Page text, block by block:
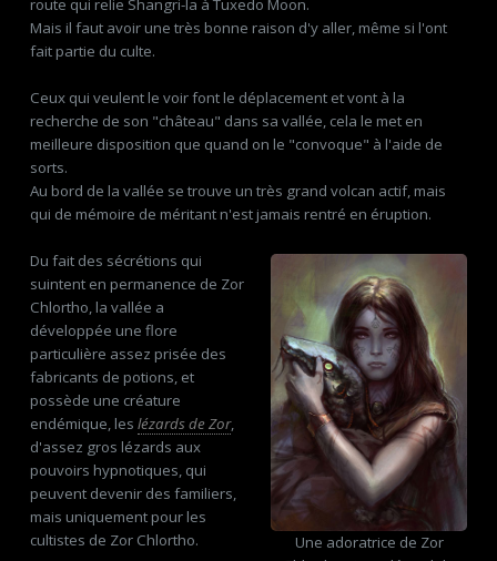
route qui relie Shangri-la à Tuxedo Moon.
Mais il faut avoir une très bonne raison d'y aller, même si l'ont
fait partie du culte.
Ceux qui veulent le voir font le déplacement et vont à la
recherche de son "château" dans sa vallée, cela le met en
meilleure disposition que quand on le "convoque" à l'aide de
sorts.
Au bord de la vallée se trouve un très grand volcan actif, mais
qui de mémoire de méritant n'est jamais rentré en éruption.
Une adoratrice de Zor
Du fait des sécrétions qui
suintent en permanence de Zor
Chlortho, la vallée a
développée une flore
particulière assez prisée des
fabricants de potions, et
possède une créature
endémique, les lézards de Zor,
d'assez gros lézards aux
pouvoirs hypnotiques, qui
peuvent devenir des familiers,
mais uniquement pour les
cultistes de Zor Chlortho.